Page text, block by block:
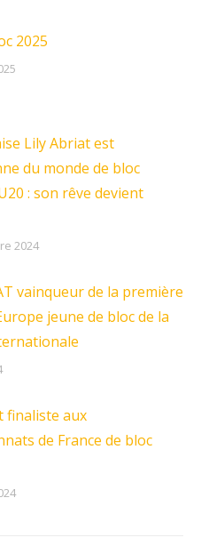
2025
Lily Abriat est
du monde de bloc
: son rêve devient
2024
vainqueur de la première
jeune de bloc de la
finaliste aux
de France de bloc